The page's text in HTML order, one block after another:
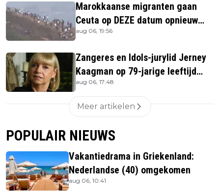
Marokkaanse migranten gaan
Ceuta op DEZE datum opnieuw
bestormen
aug 06, 19:56
Zangeres en Idols-jurylid Jerney
Kaagman op 79-jarige leeftijd
overleden
aug 06, 17:48
Meer artikelen
POPULAIR NIEUWS
Vakantiedrama in Griekenland:
Nederlandse (40) omgekomen
aug 06, 10:41